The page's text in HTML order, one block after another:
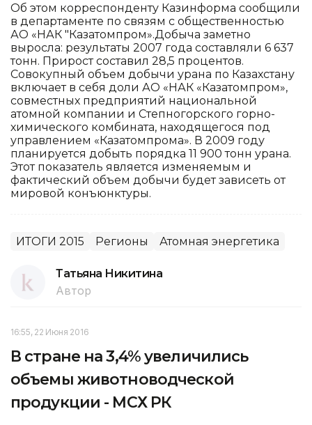
Об этом корреспонденту Казинформа сообщили
в департаменте по связям с общественностью
АО «НАК "Казатомпром».Добыча заметно
выросла: результаты 2007 года составляли 6 637
тонн. Прирост составил 28,5 процентов.
Совокупный объем добычи урана по Казахстану
включает в себя доли АО «НАК «Казатомпром»,
совместных предприятий национальной
атомной компании и Степногорского горно-
химического комбината, находящегося под
управлением «Казатомпрома». В 2009 году
планируется добыть порядка 11 900 тонн урана.
Этот показатель является изменяемым и
фактический объем добычи будет зависеть от
мировой конъюнктуры.
ИТОГИ 2015 Регионы Атомная энергетика
Татьяна Никитина
Автор
16:55, 22 Июня 2016
В стране на 3,4% увеличились
объемы животноводческой
продукции - МСХ РК